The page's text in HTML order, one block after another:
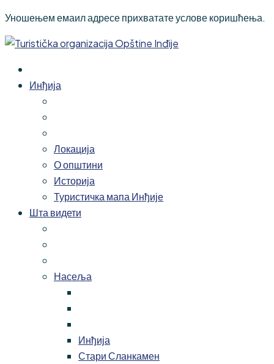
Уношењем емаил адресе прихватате услове коришћења.
Инђија
Локација
О општини
Историја
Туристичка мапа Инђије
Шта видети
Насеља
Инђија
Стари Сланкамен